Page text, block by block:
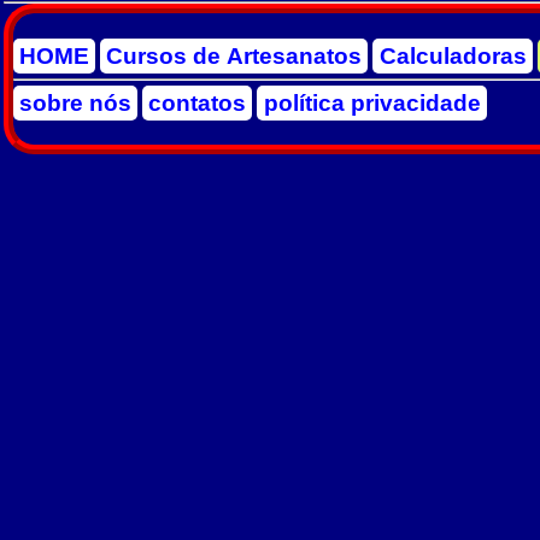
HOME Cursos de Artesanatos
Calculadoras
sobre nós
contatos política privacidade